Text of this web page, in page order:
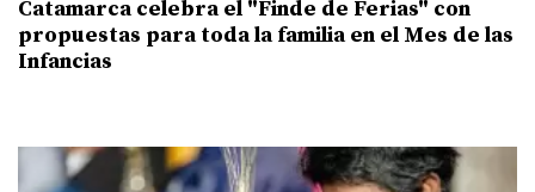
Catamarca celebra el "Finde de Ferias" con
propuestas para toda la familia en el Mes de las
Infancias